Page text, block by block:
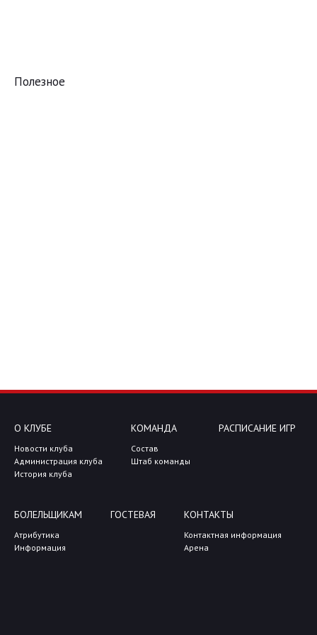
Полезное
О КЛУБЕ
Новости клуба
Администрация клуба
История клуба
КОМАНДА
Состав
Штаб команды
РАСПИСАНИЕ ИГР
БОЛЕЛЬЩИКАМ
Атрибутика
Информация
ГОСТЕВАЯ КОНТАКТЫ
Контактная информация
Арена